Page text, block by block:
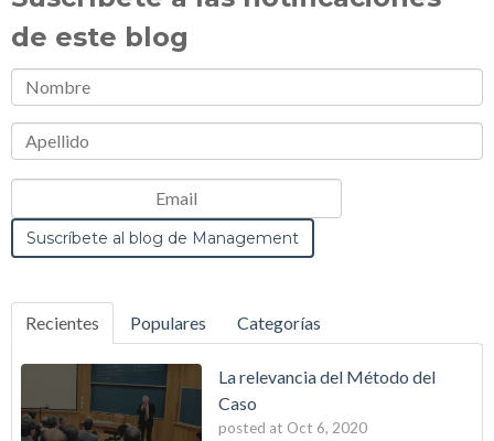
de este blog
Recientes Populares Categorías
La relevancia del Método del
Caso
posted at Oct 6, 2020